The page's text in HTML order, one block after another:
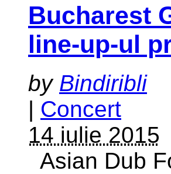
Bucharest
line-up-ul
by Bindiribli
| Concert
14 iulie 2015
Asian Dub